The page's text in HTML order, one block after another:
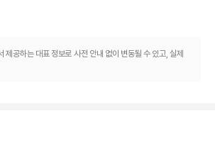
제공하는 대표 정보로 사전 안내 없이 변동될 수 있고, 실제